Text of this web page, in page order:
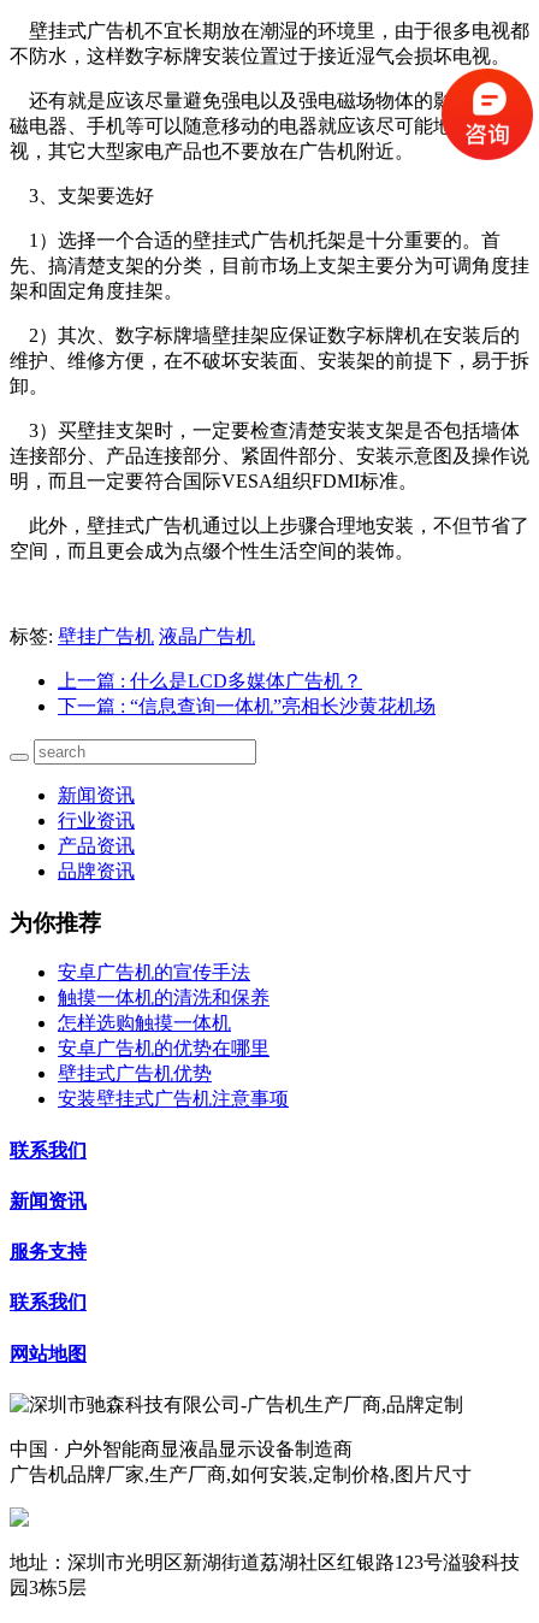
壁挂式广告机不宜长期放在潮湿的环境里，由于很多电视都
不防水，这样数字标牌安装位置过于接近湿气会损坏电视。
还有就是应该尽量避免强电以及强电磁场物体的影响，如电
磁电器、手机等可以随意移动的电器就应该尽可能地远离电
视，其它大型家电产品也不要放在广告机附近。
3、支架要选好
1）选择一个合适的壁挂式广告机托架是十分重要的。首
先、搞清楚支架的分类，目前市场上支架主要分为可调角度挂
架和固定角度挂架。
2）其次、数字标牌墙壁挂架应保证数字标牌机在安装后的
维护、维修方便，在不破坏安装面、安装架的前提下，易于拆
卸。
3）买壁挂支架时，一定要检查清楚安装支架是否包括墙体
连接部分、产品连接部分、紧固件部分、安装示意图及操作说
明，而且一定要符合国际VESA组织FDMI标准。
此外，壁挂式广告机通过以上步骤合理地安装，不但节省了
空间，而且更会成为点缀个性生活空间的装饰。
标签: 壁挂广告机 液晶广告机
上一篇 : 什么是LCD多媒体广告机？
下一篇 : “信息查询一体机”亮相长沙黄花机场
新闻资讯
行业资讯
产品资讯
品牌资讯
为你推荐
安卓广告机的宣传手法
触摸一体机的清洗和保养
怎样选购触摸一体机
安卓广告机的优势在哪里
壁挂式广告机优势
安装壁挂式广告机注意事项
联系我们
新闻资讯
服务支持
联系我们
网站地图
中国 · 户外智能商显液晶显示设备制造商
广告机品牌厂家,生产厂商,如何安装,定制价格,图片尺寸
地址：深圳市光明区新湖街道荔湖社区红银路123号溢骏科技
园3栋5层